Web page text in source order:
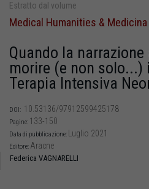
Estratto dal volume
Medical Humanities &
Quando la
morire (e non solo...)
Terapia Intensiva
DOI: 10.53136/97912599425178
Pagine: 133-150
Data di pubblicazione: Luglio 2021
Editore: Aracne
Federica VAGNARELLI